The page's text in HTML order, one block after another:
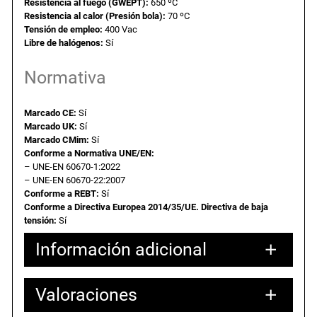
2
1
.
Resistencia al fuego (GWEPT): 650 ºC
Resistencia al calor (Presión bola): 70 ºC
Tensión de empleo: 400 Vac
Libre de halógenos: Sí
Normativa
Marcado CE: Sí
Marcado UK: Sí
Marcado CMim: Sí
Conforme a Normativa UNE/EN:
– UNE-EN 60670-1:2022
– UNE-EN 60670-22:2007
Conforme a REBT: Sí
Conforme a Directiva Europea 2014/35/UE. Directiva de baja
tensión: Sí
Información adicional
Atributos Valor
Peso 0,50000 kg
Valoraciones